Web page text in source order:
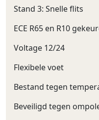
Stand 3: Snelle flits
ECE R65 en R10
Voltage 12/24
Flexibele voet
Bestand tegen
Beveiligd tegen